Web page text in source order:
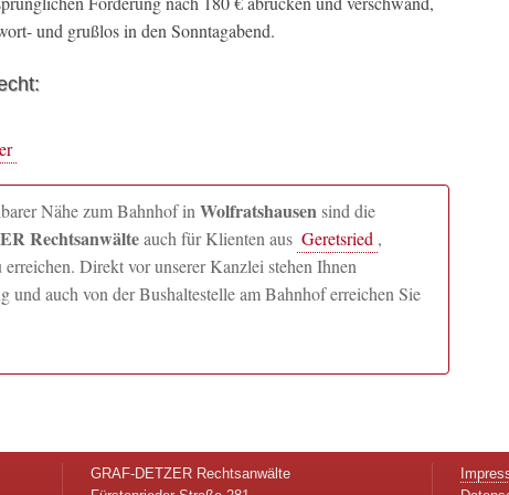
und grußlos in den Sonntagabend.
Nähe zum Bahnhof in Wolfratshausensind die
Rechtsanwälteauch für Klienten aus Geretsried ,
Direkt vor unserer Kanzlei stehen Ihnen
und auch von der Bushaltestelle am Bahnhof erreichen Sie
GRAF-DETZER Rechtsanwälte